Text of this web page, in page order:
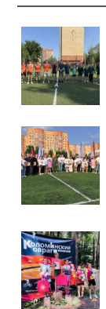
as
s
ni
ki